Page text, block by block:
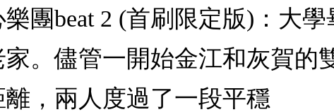
團beat 2 (首刷限定版)：大
。儘管一開始金江和灰賀的
，兩人度過了一段平穩